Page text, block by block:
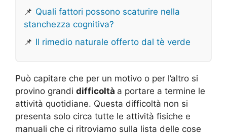
📌 Quali fattori possono scaturire nella
stanchezza cognitiva?
📌 Il rimedio naturale offerto dal tè verde
Può capitare che per un motivo o per l’altro si
provino grandi difficoltà a portare a termine le
attività quotidiane. Questa difficoltà non si
presenta solo circa tutte le attività fisiche e
manuali che ci ritroviamo sulla lista delle cose